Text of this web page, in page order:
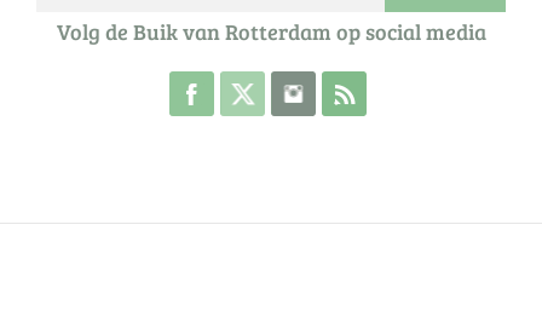
Volg de Buik van Rotterdam op social media
Volg de Buik op Facebook
Volg de Buik op Twitter
Volg de Buik op Instagram